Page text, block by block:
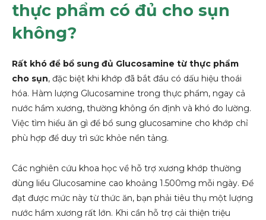
thực phẩm có đủ cho sụn
không?
Rất khó để bổ sung đủ Glucosamine từ thực phẩm
cho sụn, đặc biệt khi khớp đã bắt đầu có dấu hiệu thoái
hóa. Hàm lượng Glucosamine trong thực phẩm, ngay cả
nước hầm xương, thường không ổn định và khó đo lường.
Việc tìm hiểu ăn gì để bổ sung glucosamine cho khớp chỉ
phù hợp để duy trì sức khỏe nền tảng.
Các nghiên cứu khoa học về hỗ trợ xương khớp thường
dùng liều Glucosamine cao khoảng 1.500mg mỗi ngày. Để
đạt được mức này từ thức ăn, bạn phải tiêu thụ một lượng
nước hầm xương rất lớn. Khi cần hỗ trợ cải thiện triệu